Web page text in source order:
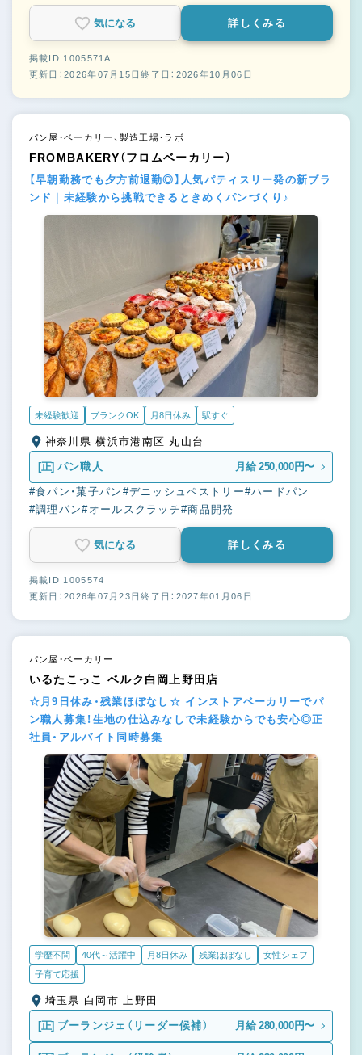
気になる 詳しくみる
掲載ID 1005571A
更新日：2026年07月15日終了日：2026年10月06日
パン屋・ベーカリー、製造工場・ラボ
FROMBAKERY（フロムベーカリー）
【早朝勤務でも夕方前退勤◎】人気パティスリー発の新ブラ
ンド｜未経験から挑戦できるときめくパンづくり♪
未経験歓迎 ブランクOK 月8日休み 駅すぐ
神奈川県 横浜市港南区 丸山台
[正] パン職人 月給 250,000円〜
#食パン・菓子パン #デニッシュペストリー#ハードパン
#調理パン#オールスクラッチ#商品開発
気になる 詳しくみる
掲載ID 1005574
更新日：2026年07月23日終了日：2027年01月06日
パン屋・ベーカリー
いるたこっこ ベルク白岡上野田店
☆月9日休み・残業ほぼなし☆ インストアベーカリーでパ
ン職人募集！生地の仕込みなしで未経験からでも安心◎正
社員・アルバイト同時募集
学歴不問 40代～活躍中 月8日休み 残業ほぼなし
女性シェフ
子育て応援
埼玉県 白岡市 上野田
[正] ブーランジェ（リーダー候補） 月給 280,000円〜